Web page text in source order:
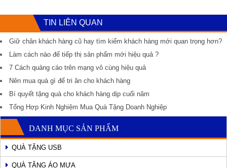
TIN LIÊN QUAN
Giữ chân khách hàng cũ hay tìm kiếm khách hàng mới quan trọng hơn?
Làm cách nào để tiếp thị sản phẩm mới hiệu quả ?
7 Cách quảng cáo trên mạng vô cùng hiệu quả
Nên mua quà gì để tri ân cho khách hàng
Bí quyết tặng quà cho khách hàng dịp cuối năm
Tổng Hợp Kinh Nghiệm Mua Quà Tặng Doanh Nghiệp
DANH MỤC SẢN PHẨM
QUÀ TẶNG USB
QUÀ TẶNG ÁO MƯA